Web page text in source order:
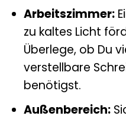
Arbeitszimmer:
zu kaltes Licht
Überlege, ob Du
verstellbare
benötigst.
Außenbereich: